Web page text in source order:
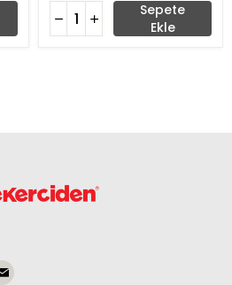
Sepete
Ekle